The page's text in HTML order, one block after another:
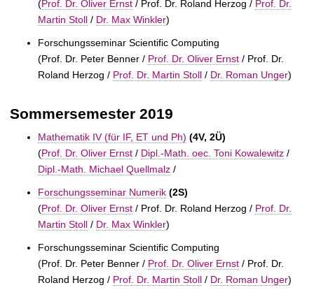
(Prof. Dr. Oliver Ernst / Prof. Dr. Roland Herzog / Prof. Dr.
Martin Stoll / Dr. Max Winkler)
Forschungsseminar Scientific Computing
(Prof. Dr. Peter Benner / Prof. Dr. Oliver Ernst / Prof. Dr.
Roland Herzog / Prof. Dr. Martin Stoll / Dr. Roman Unger)
Sommersemester 2019
Mathematik IV (für IF, ET und Ph) (4V, 2Ü)
(Prof. Dr. Oliver Ernst / Dipl.-Math. oec. Toni Kowalewitz /
Dipl.-Math. Michael Quellmalz /
Forschungsseminar Numerik (2S)
(Prof. Dr. Oliver Ernst / Prof. Dr. Roland Herzog / Prof. Dr.
Martin Stoll / Dr. Max Winkler)
Forschungsseminar Scientific Computing
(Prof. Dr. Peter Benner / Prof. Dr. Oliver Ernst / Prof. Dr.
Roland Herzog / Prof. Dr. Martin Stoll / Dr. Roman Unger)